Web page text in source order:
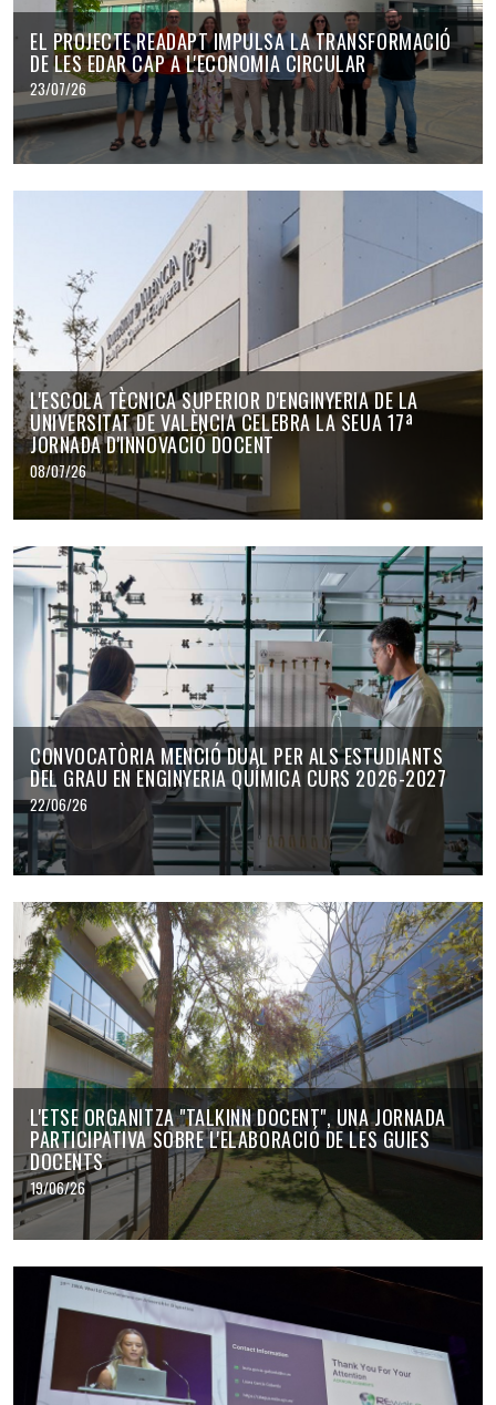
EL PROJECTE READAPT IMPULSA LA TRANSFORMACIÓ
DE LES EDAR CAP A L'ECONOMIA CIRCULAR
23/07/26
L'ESCOLA TÈCNICA SUPERIOR D'ENGINYERIA DE LA
UNIVERSITAT DE VALÈNCIA CELEBRA LA SEUA 17ª
JORNADA D'INNOVACIÓ DOCENT
08/07/26
CONVOCATÒRIA MENCIÓ DUAL PER ALS ESTUDIANTS
DEL GRAU EN ENGINYERIA QUÍMICA CURS 2026-2027
22/06/26
L'ETSE ORGANITZA "TALKINN DOCENT", UNA JORNADA
PARTICIPATIVA SOBRE L'ELABORACIÓ DE LES GUIES
DOCENTS
19/06/26